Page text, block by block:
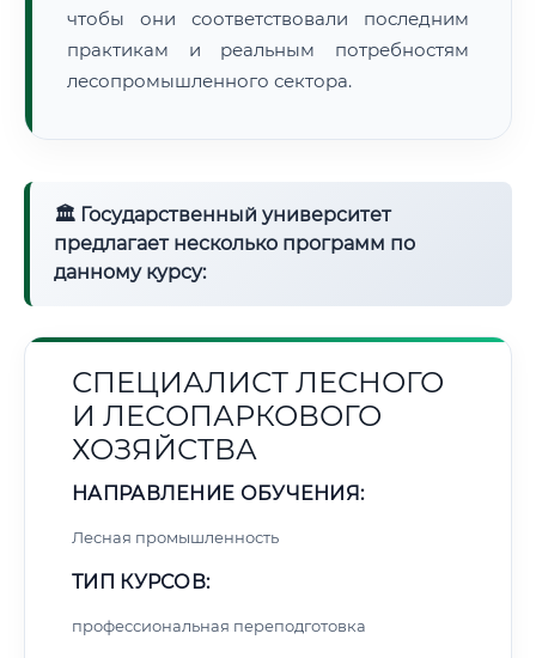
чтобы они соответствовали последним
практикам и реальным потребностям
лесопромышленного сектора.
🏛 Государственный университет
предлагает несколько программ по
данному курсу:
СПЕЦИАЛИСТ ЛЕСНОГО
И ЛЕСОПАРКОВОГО
ХОЗЯЙСТВА
НАПРАВЛЕНИЕ ОБУЧЕНИЯ:
Лесная промышленность
ТИП КУРСОВ:
профессиональная переподготовка